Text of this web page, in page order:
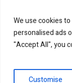
We use cookies
personalised ads
"Accept All", you
Customise
Nature